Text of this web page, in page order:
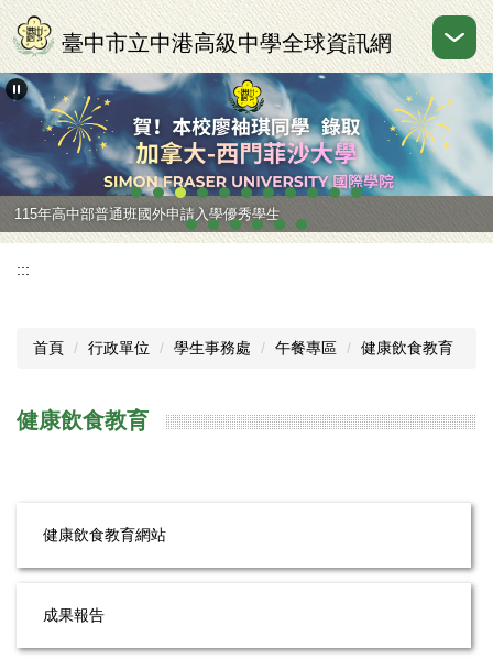
跳
到
主
要
區
臺中市立中港高級中學全球資訊網
115年高中部普通班國外申請入學優秀學生
:::
首頁 行政單位 學生事務處 午餐專區 健康飲食教育
健康飲食教育
健康飲食教育網站
成果報告